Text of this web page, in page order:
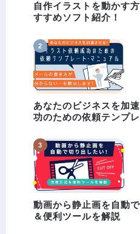
自作イラストを動かす
すすめソフト紹介！
あなたのビジネスを加
功のための依頼テンプ
動画から静止画を自動
＆便利ツールを解説